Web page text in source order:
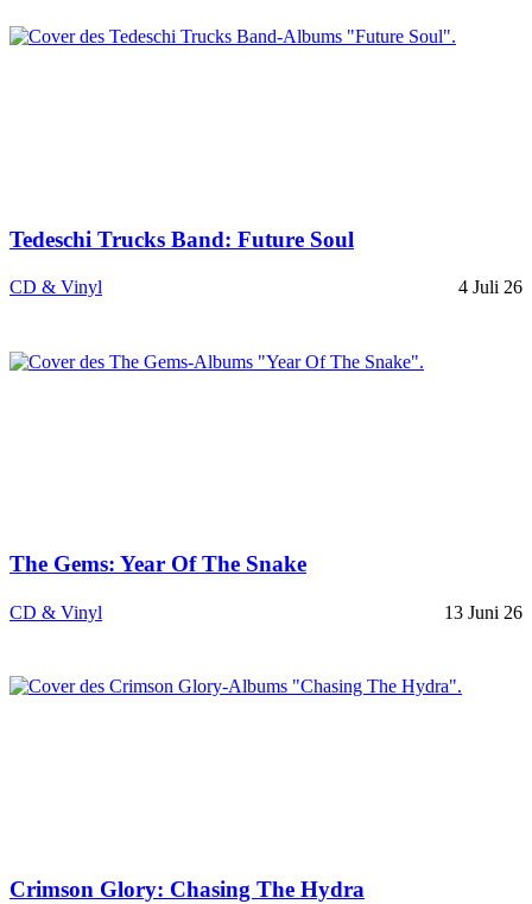
Tedeschi Trucks Band: Future Soul
CD & Vinyl 4 Juli 26
The Gems: Year Of The Snake
CD & Vinyl 13 Juni 26
Crimson Glory: Chasing The Hydra